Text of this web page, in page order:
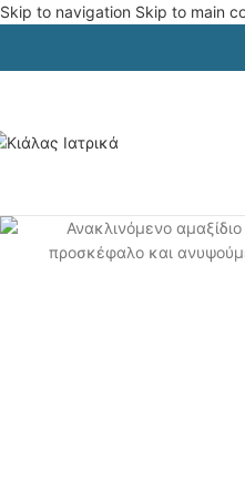
Skip to navigation Skip to main